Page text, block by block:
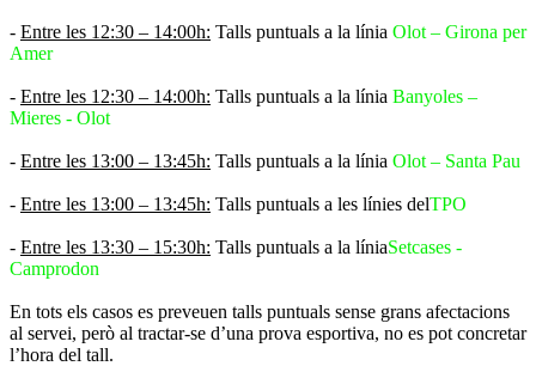
- Entre les 12:30 – 14:00h: Talls puntuals a la línia Olot – Girona per
Amer
- Entre les 12:30 – 14:00h: Talls puntuals a la línia Banyoles –
Mieres - Olot
- Entre les 13:00 – 13:45h: Talls puntuals a la línia Olot – Santa Pau
- Entre les 13:00 – 13:45h: Talls puntuals a les línies delTPO
- Entre les 13:30 – 15:30h: Talls puntuals a la líniaSetcases -
Camprodon
En tots els casos es preveuen talls puntuals sense grans afectacions
al servei, però al tractar-se d’una prova esportiva, no es pot concretar
l’hora del tall.